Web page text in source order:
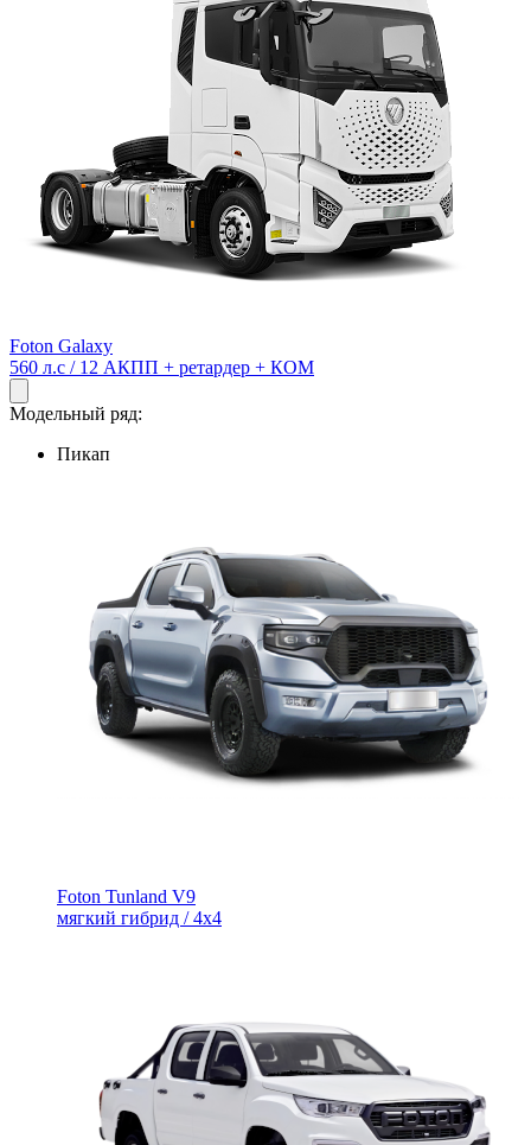
Foton Galaxy
560 л.с / 12 АКПП + ретардер + КОМ
Модельный ряд:
Пикап
Foton Tunland V9
мягкий гибрид / 4х4